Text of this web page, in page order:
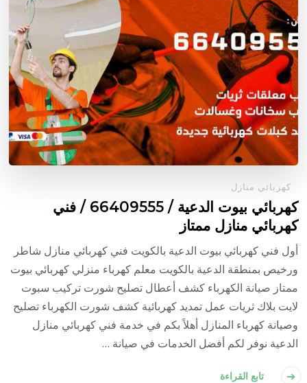
كهربائي منازل
كهربائي بيوت الدعية / 66409555 / فني
كهربائي منازل ممتاز
أول فني كهربائي بيوت الدعية بالكويت فني كهربائي منازل شاطر
ورخيص بمنطقة الدعية بالكويت معلم كهرباء منزلي كهربائي بيوت
ممتاز صيانة الكهرباء كشف أعطال تصليح شورت تركيب سبوت
لايت بلاك ثريات عمل تمديد كهربائية كشف شورت الكهرباء تصليح
وصيانة كهرباء المنازل أهلاً بكم في خدمة فني كهربائي منازل
الدعية نوفر لكم أفضل الخدمات في صيانة …
تابع القراءة